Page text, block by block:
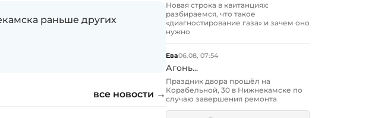
раньше других
все новости →
Новая строка в квитанциях:
разбираемся, что такое
«диагностирование газа» и зачем оно
нужно
Ева06.08, 07:54
Агонь...
Праздник двора прошёл на
Корабельной, 30 в Нижнекамске по
случаю завершения ремонта